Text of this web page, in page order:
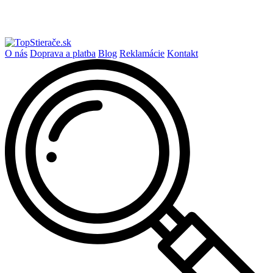
O nás Doprava a platba Blog Reklamácie Kontakt